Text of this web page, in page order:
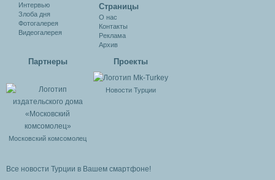
Интервью
Злоба дня
Фотогалерея
Видеогалерея
Cтраницы
О нас
Контакты
Реклама
Архив
Партнеры
Московский комсомолец
Проекты
Новости Турции
Все новости Турции в Вашем смартфоне!